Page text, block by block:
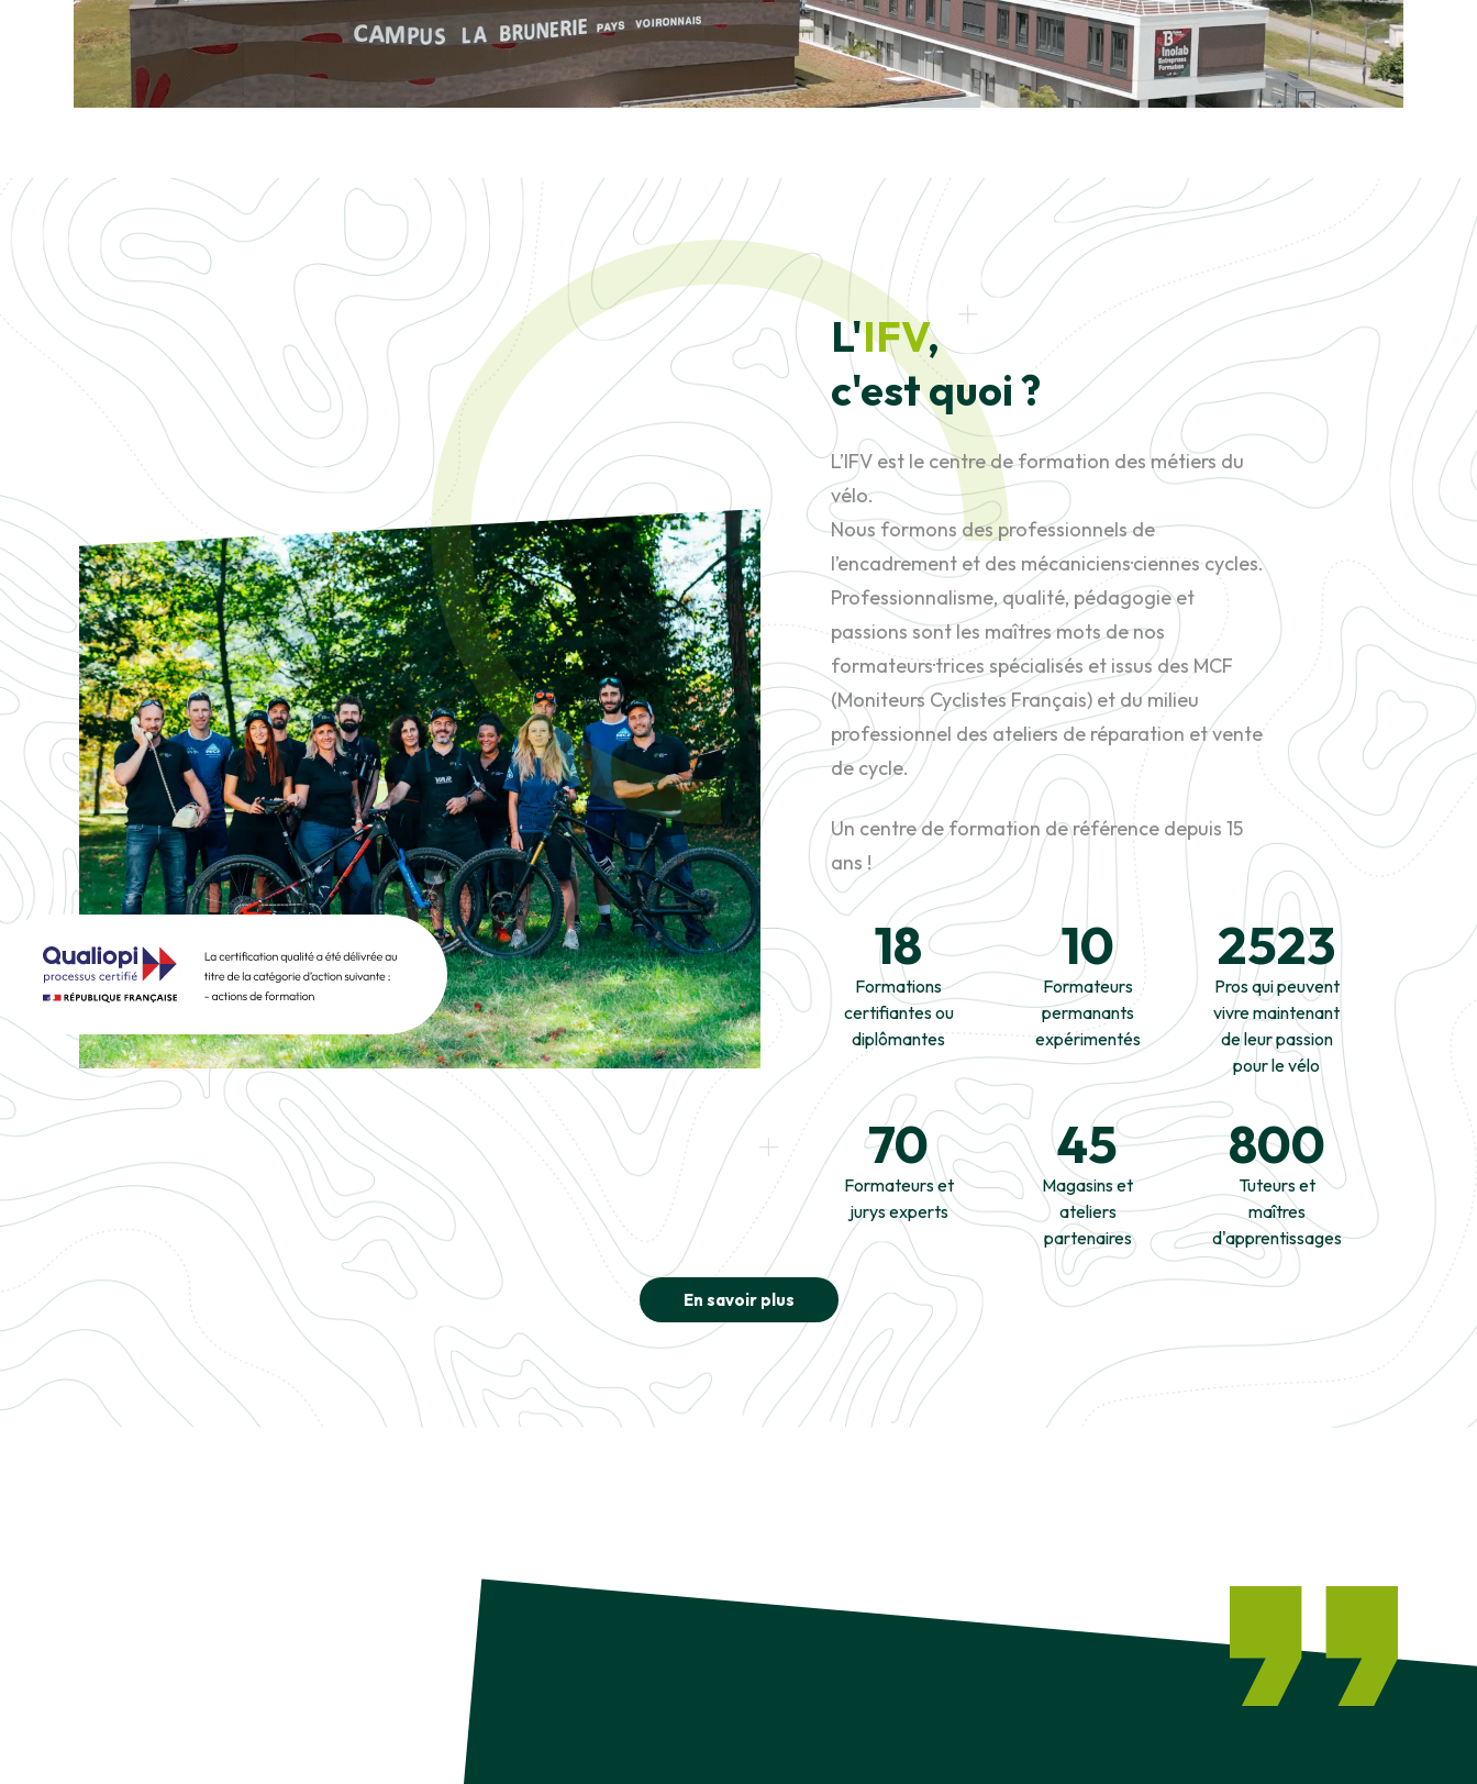
L'IFV,
c'est quoi ?
L’IFV est le centre de formation des métiers du
vélo.
Nous formons des professionnels de
l’encadrement et des mécaniciens·ciennes cycles.
Professionnalisme, qualité, pédagogie et
passions sont les maîtres mots de nos
formateurs·trices spécialisés et issus des MCF
(Moniteurs Cyclistes Français) et du milieu
professionnel des ateliers de réparation et vente
de cycle.
Un centre de formation de référence depuis 15
ans !
18
Formations
certifiantes ou
diplômantes
10
Formateurs
permanants
expérimentés
2523
Pros qui peuvent
vivre maintenant
de leur passion
pour le vélo
70
Formateurs et
jurys experts
45
Magasins et
ateliers
partenaires
800
Tuteurs et
maîtres
d'apprentissages
En savoir plus